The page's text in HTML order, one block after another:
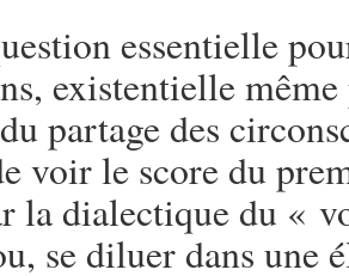
essentielle
existentielle
partage des
voir le score du
la dialectique du «
se diluer dans une